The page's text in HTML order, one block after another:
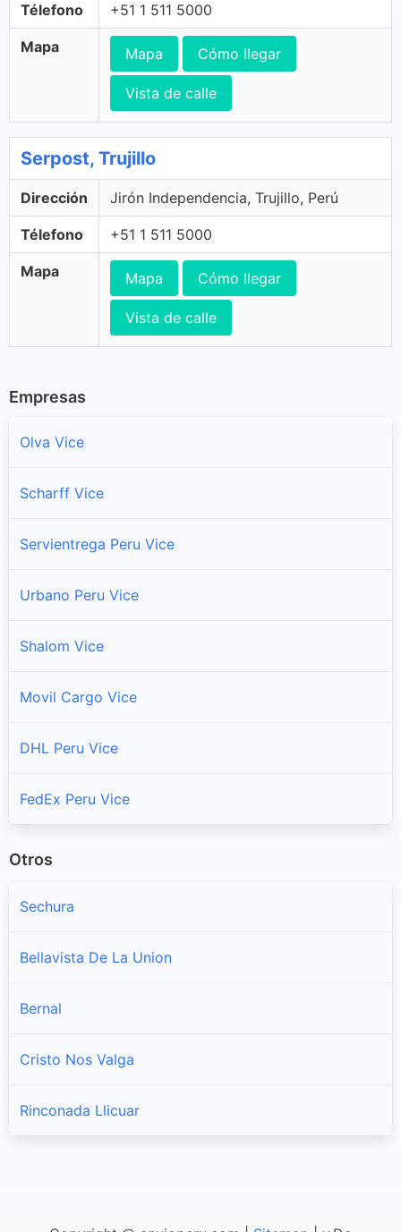
Télefono +51 1 511 5000
Mapa Mapa Cómo llegar
Vista de calle
Serpost, Trujillo
Dirección Jirón Independencia, Trujillo, Perú
Télefono +51 1 511 5000
Mapa Mapa Cómo llegar
Vista de calle
Empresas
Olva Vice
Scharff Vice
Servientrega Peru Vice
Urbano Peru Vice
Shalom Vice
Movil Cargo Vice
DHL Peru Vice
FedEx Peru Vice
Otros
Sechura
Bellavista De La Union
Bernal
Cristo Nos Valga
Rinconada Llicuar